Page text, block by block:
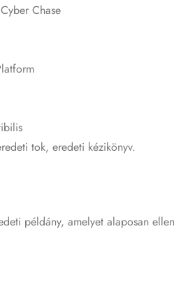
Chase
tok, eredeti kézikönyv.
példány, amelyet alaposan